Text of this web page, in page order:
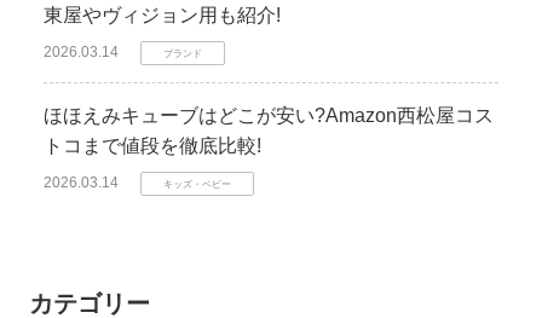
東屋やヴィジョン用も紹介!
2026.03.14 ブランド
ほほえみキューブはどこが安い?Amazon西松屋コス
トコまで値段を徹底比較!
2026.03.14 キッズ・ベビー
カテゴリー